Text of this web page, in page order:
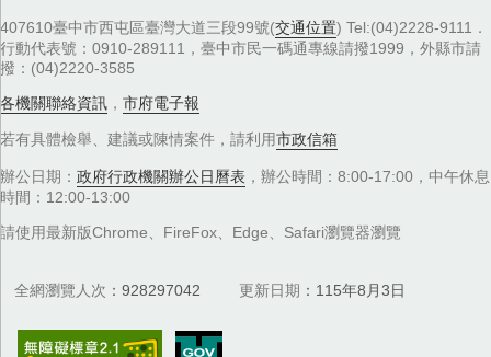
407610臺中市西屯區臺灣大道三段99號(交通位置) Tel:(04)2228-9111．
行動代表號：0910-289111，臺中市民一碼通專線請撥1999，外縣市請
撥：(04)2220-3585
各機關聯絡資訊 ， 市府電子報
若有具體檢舉、建議或陳情案件，請利用市政信箱
辦公日期： 政府行政機關辦公日曆表 ，辦公時間：8:00-17:00，中午休息
時間：12:00-13:00
請使用最新版Chrome、FireFox、Edge、Safari瀏覽器瀏覽
全網瀏覽人次 928297042 更新日期 115年8月3日